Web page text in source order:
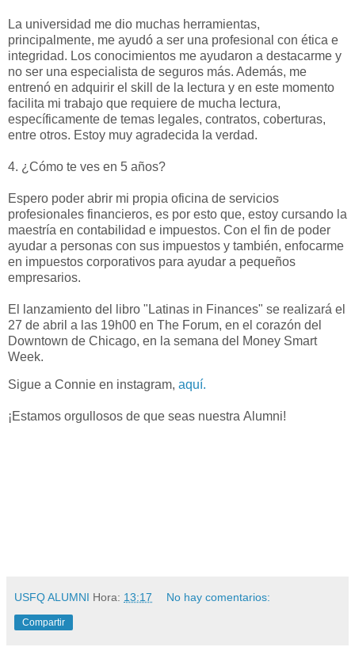
La universidad me dio muchas herramientas,
principalmente, me ayudó a ser una profesional con ética e
integridad. Los conocimientos me ayudaron a destacarme y
no ser una especialista de seguros más. Además, me
entrenó en adquirir el skill de la lectura y en este momento
facilita mi trabajo que requiere de mucha lectura,
específicamente de temas legales, contratos, coberturas,
entre otros. Estoy muy agradecida la verdad.
4. ¿Cómo te ves en 5 años?
Espero poder abrir mi propia oficina de servicios
profesionales financieros, es por esto que, estoy cursando la
maestría en contabilidad e impuestos. Con el fin de poder
ayudar a personas con sus impuestos y también, enfocarme
en impuestos corporativos para ayudar a pequeños
empresarios.
El lanzamiento del libro "Latinas in Finances" se realizará el
27 de abril a las 19h00 en The Forum, en el corazón del
Downtown de Chicago, en la semana del Money Smart
Week.
Sigue a Connie en instagram, aquí.
¡Estamos orgullosos de que seas nuestra Alumni!
USFQ ALUMNI Hora: 13:17 No hay comentarios:
Compartir